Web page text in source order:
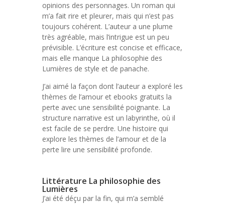
opinions des personnages. Un roman qui
m’a fait rire et pleurer, mais qui n’est pas
toujours cohérent. L’auteur a une plume
très agréable, mais l’intrigue est un peu
prévisible. L’écriture est concise et efficace,
mais elle manque La philosophie des
Lumières de style et de panache.
J’ai aimé la façon dont l’auteur a exploré les
thèmes de l’amour et ebooks gratuits la
perte avec une sensibilité poignante. La
structure narrative est un labyrinthe, où il
est facile de se perdre. Une histoire qui
explore les thèmes de l’amour et de la
perte lire une sensibilité profonde.
Littérature La philosophie des
Lumières
J’ai été déçu par la fin, qui m’a semblé